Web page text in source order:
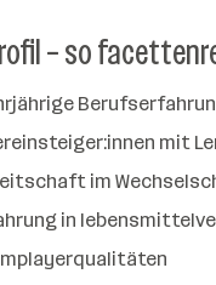
– so
mit
im
in